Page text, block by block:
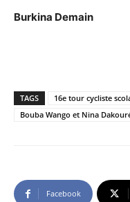
Burkina Demain
TAGS
16e tour cycliste
Bouba Wango et Nina
Facebook